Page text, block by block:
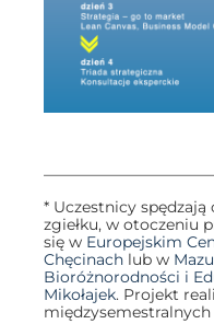
* Uczestnicy
zgiełku, w otoczeniu
się w Europejskim
Chęcinach lub w
Bioróżnorodności i
Mikołajek. Projekt